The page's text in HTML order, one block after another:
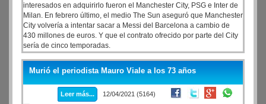
interesados en adquirirlo fueron el Manchester City, PSG e Inter de
Milan. En febrero último, el medio The Sun aseguró que Manchester
City volvería a intentar sacar a Messi del Barcelona a cambio de
430 millones de euros. Y que el contrato ofrecido por parte del City
sería de cinco temporadas.
Murió el periodista Mauro Viale a los 73 años
Leer más... 12/04/2021 (5164)